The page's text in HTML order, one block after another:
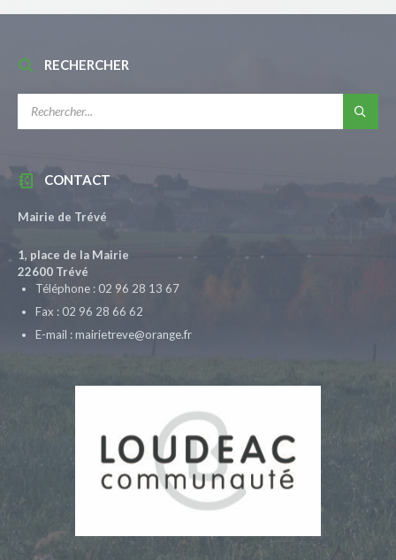
RECHERCHER
CONTACT
Mairie de Trévé
1, place de la Mairie
22600 Trévé
Téléphone : 02 96 28 13 67
Fax : 02 96 28 66 62
E-mail : mairietreve@orange.fr